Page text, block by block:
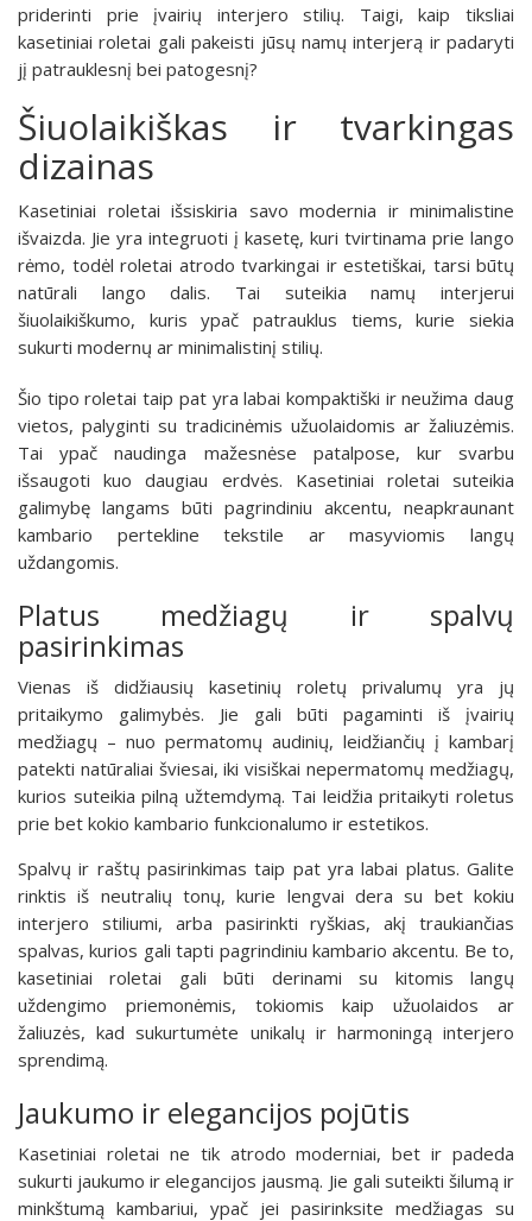
priderinti prie įvairių interjero stilių. Taigi, kaip tiksliai
kasetiniai roletai gali pakeisti jūsų namų interjerą ir padaryti
jį patrauklesnį bei patogesnį?
Šiuolaikiškas ir tvarkingas
dizainas
Kasetiniai roletai išsiskiria savo modernia ir minimalistine
išvaizda. Jie yra integruoti į kasetę, kuri tvirtinama prie lango
rėmo, todėl roletai atrodo tvarkingai ir estetiškai, tarsi būtų
natūrali lango dalis. Tai suteikia namų interjerui
šiuolaikiškumo, kuris ypač patrauklus tiems, kurie siekia
sukurti modernų ar minimalistinį stilių.
Šio tipo roletai taip pat yra labai kompaktiški ir neužima daug
vietos, palyginti su tradicinėmis užuolaidomis ar žaliuzėmis.
Tai ypač naudinga mažesnėse patalpose, kur svarbu
išsaugoti kuo daugiau erdvės. Kasetiniai roletai suteikia
galimybę langams būti pagrindiniu akcentu, neapkraunant
kambario pertekline tekstile ar masyviomis langų
uždangomis.
Platus medžiagų ir spalvų
pasirinkimas
Vienas iš didžiausių kasetinių roletų privalumų yra jų
pritaikymo galimybės. Jie gali būti pagaminti iš įvairių
medžiagų – nuo permatomų audinių, leidžiančių į kambarį
patekti natūraliai šviesai, iki visiškai nepermatomų medžiagų,
kurios suteikia pilną užtemdymą. Tai leidžia pritaikyti roletus
prie bet kokio kambario funkcionalumo ir estetikos.
Spalvų ir raštų pasirinkimas taip pat yra labai platus. Galite
rinktis iš neutralių tonų, kurie lengvai dera su bet kokiu
interjero stiliumi, arba pasirinkti ryškias, akį traukiančias
spalvas, kurios gali tapti pagrindiniu kambario akcentu. Be to,
kasetiniai roletai gali būti derinami su kitomis langų
uždengimo priemonėmis, tokiomis kaip užuolaidos ar
žaliuzės, kad sukurtumėte unikalų ir harmoningą interjero
sprendimą.
Jaukumo ir elegancijos pojūtis
Kasetiniai roletai ne tik atrodo moderniai, bet ir padeda
sukurti jaukumo ir elegancijos jausmą. Jie gali suteikti šilumą ir
minkštumą kambariui, ypač jei pasirinksite medžiagas su